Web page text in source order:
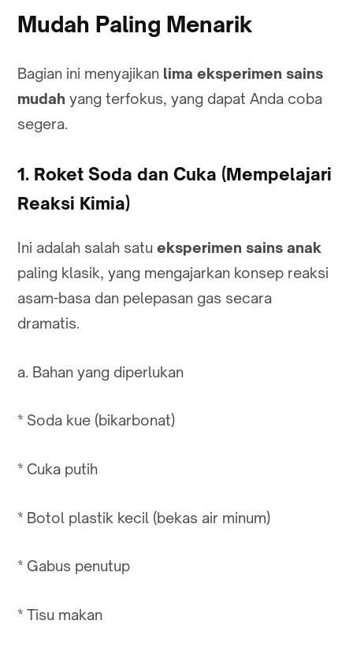
Mudah Paling Menarik
Bagian ini menyajikan lima eksperimen sains
mudah yang terfokus, yang dapat Anda coba
segera.
1. Roket Soda dan Cuka (Mempelajari
Reaksi Kimia)
Ini adalah salah satu eksperimen sains anak
paling klasik, yang mengajarkan konsep reaksi
asam-basa dan pelepasan gas secara
dramatis.
a. Bahan yang diperlukan
* Soda kue (bikarbonat)
* Cuka putih
* Botol plastik kecil (bekas air minum)
* Gabus penutup
* Tisu makan